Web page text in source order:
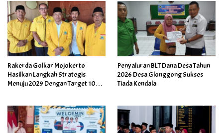
Rakerda Golkar Mojokerto
Hasilkan Langkah Strategis
Menuju 2029 Dengan Target 10
Penyaluran BLT Dana Desa Tahun
2026 Desa Glonggong Sukses
Tiada Kendala